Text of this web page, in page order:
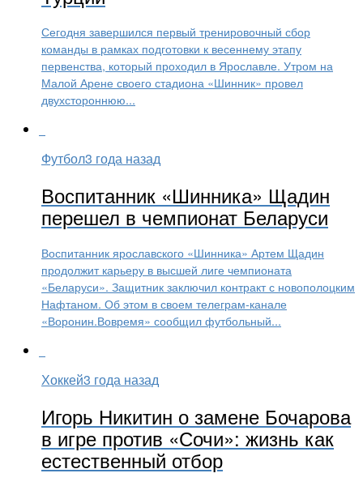
Сегодня завершился первый тренировочный сбор
команды в рамках подготовки к весеннему этапу
первенства, который проходил в Ярославле. Утром на
Малой Арене своего стадиона «Шинник» провел
двухстороннюю...
Футбол3 года назад
Воспитанник «Шинника» Щадин
перешел в чемпионат Беларуси
Воспитанник ярославского «Шинника» Артем Щадин
продолжит карьеру в высшей лиге чемпионата
«Беларуси». Защитник заключил контракт с новополоцким
Нафтаном. Об этом в своем телеграм-канале
«Воронин.Вовремя» сообщил футбольный...
Хоккей3 года назад
Игорь Никитин о замене Бочарова
в игре против «Сочи»: жизнь как
естественный отбор